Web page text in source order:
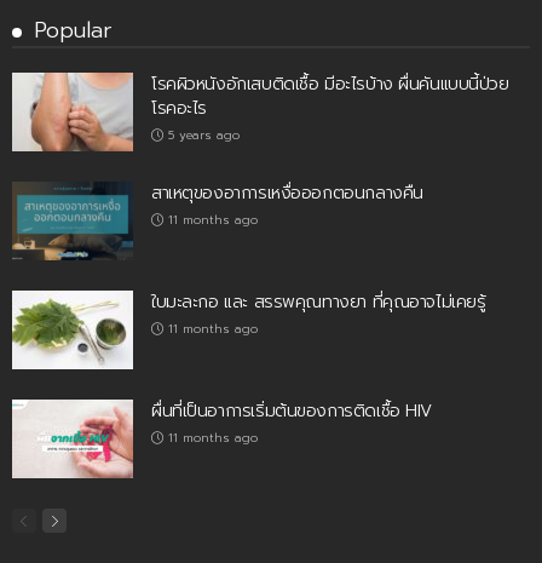
Popular
โรคผิวหนังอักเสบติดเชื้อ มีอะไรบ้าง ผื่นคันแบบนี้ป่วย
โรคอะไร
5 years ago
สาเหตุของอาการเหงื่อออกตอนกลางคืน
11 months ago
ใบมะละกอ และ สรรพคุณทางยา ที่คุณอาจไม่เคยรู้
11 months ago
ผื่นที่เป็นอาการเริ่มต้นของการติดเชื้อ HIV
11 months ago